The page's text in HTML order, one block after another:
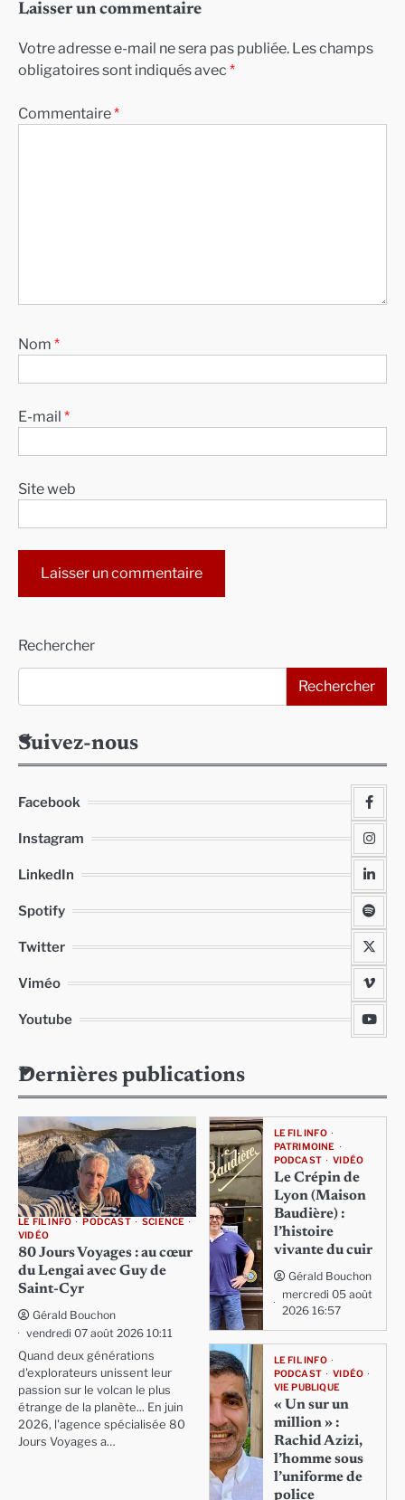
Laisser un commentaire
Votre adresse e-mail ne sera pas publiée. Les champs
obligatoires sont indiqués avec *
Commentaire*
Nom *
E-mail *
Site web
Rechercher
Rechercher
Suivez-nous
Facebook
Instagram
LinkedIn
Spotify
Twitter
Viméo
Youtube
Dernières publications
LE FIL INFO PODCAST
SCIENCE
VIDÉO
80 Jours Voyages : au cœur
du Lengai avec Guy de
Saint-Cyr
Gérald Bouchon
vendredi 07 août 2026 10:11
Quand deux générations
d'explorateurs unissent leur
passion sur le volcan le plus
étrange de la planète... En juin
2026, l'agence spécialisée 80
Jours Voyages a…
LE FIL INFO
PATRIMOINE
PODCAST
VIDÉO
Le Crépin de
Lyon (Maison
Baudière) :
l’histoire
vivante du cuir
Gérald Bouchon
mercredi 05 août
2026 16:57
LE FIL INFO
PODCAST
VIDÉO
VIE PUBLIQUE
« Un sur un
million » :
Rachid Azizi,
l’homme sous
l’uniforme de
police